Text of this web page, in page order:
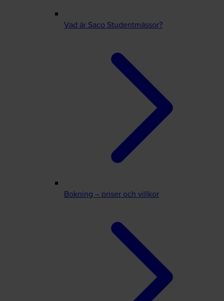
Vad är Saco Studentmässor?
Bokning – priser och villkor